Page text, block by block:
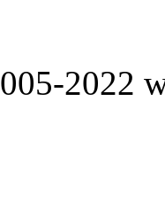
2022